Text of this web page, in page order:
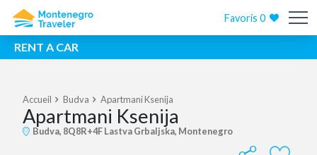
Favoris0
RENT A CAR
Accueil Budva Apartmani Ksenija
Apartmani Ksenija
Budva, 8Q8R+4F Lastva Grbaljska, Montenegro